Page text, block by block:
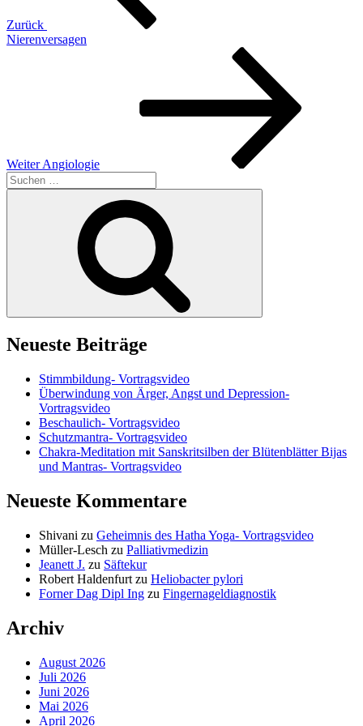
Zurück
Nierenversagen
Weiter Angiologie
Suchen
nach:
Neueste Beiträge
Stimmbildung- Vortragsvideo
Überwindung von Ärger, Angst und Depression-
Vortragsvideo
Beschaulich- Vortragsvideo
Schutzmantra- Vortragsvideo
Chakra-Meditation mit Sanskritsilben der Blütenblätter Bijas
und Mantras- Vortragsvideo
Neueste Kommentare
Shivani zu Geheimnis des Hatha Yoga- Vortragsvideo
Müller-Lesch zu Palliativmedizin
Jeanett J. zu Säftekur
Robert Haldenfurt zu Heliobacter pylori
Forner Dag Dipl Ing zu Fingernageldiagnostik
Archiv
August 2026
Juli 2026
Juni 2026
Mai 2026
April 2026